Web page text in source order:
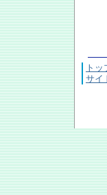
トッ
サイ
この